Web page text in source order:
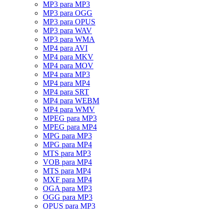
MP3 para MP3
MP3 para OGG
MP3 para OPUS
MP3 para WAV
MP3 para WMA
MP4 para AVI
MP4 para MKV
MP4 para MOV
MP4 para MP3
MP4 para MP4
MP4 para SRT
MP4 para WEBM
MP4 para WMV
MPEG para MP3
MPEG para MP4
MPG para MP3
MPG para MP4
MTS para MP3
VOB para MP4
MTS para MP4
MXF para MP4
OGA para MP3
OGG para MP3
OPUS para MP3